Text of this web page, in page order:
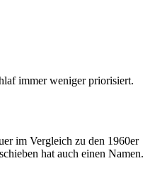
immer weniger priorisiert.
im Vergleich zu den 1960er
hat auch einen Namen.